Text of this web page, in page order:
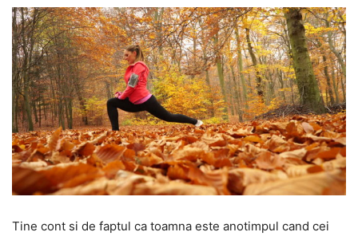
Tine cont si de faptul ca toamna este anotimpul cand cei